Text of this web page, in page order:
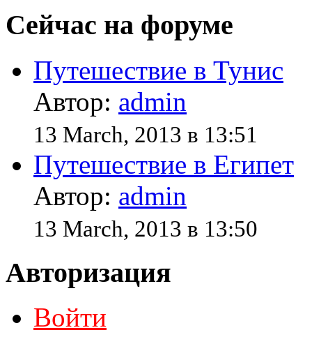
Сейчас на форуме
Путешествие в Тунис
Автор: admin
13 March, 2013 в 13:51
Путешествие в Египет
Автор: admin
13 March, 2013 в 13:50
Авторизация
Войти